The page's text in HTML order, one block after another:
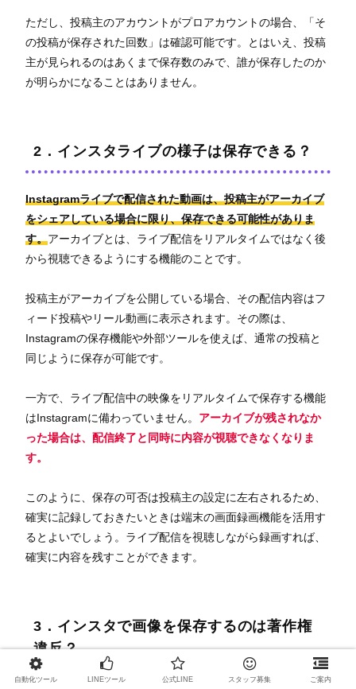
ただし、投稿主のアカウントがプロアカウントの場合、「そ
の投稿が保存された回数」は確認可能です。とはいえ、投稿
主が見られるのはあくまで保存数のみで、誰が保存したのか
が明らかになることはありません。
2．インスタライブの様子は保存できる？
Instagramライブで配信された動画は、投稿主がアーカイブ
をシェアしている場合に限り、保存できる可能性がありま
す。アーカイブとは、ライブ配信をリアルタイムではなく後
から視聴できるようにする機能のことです。
投稿主がアーカイブを公開している場合、その配信内容はフ
ィード投稿やリール動画に表示されます。その際は、
Instagramの保存機能や外部ツールを使えば、通常の投稿と
同じように保存が可能です。
一方で、ライブ配信中の映像をリアルタイムで保存する機能
はInstagramに備わっていません。 アーカイブが残されなか
った場合は、配信終了と同時に内容が視聴できなくなりま
す。
このように、保存の可否は投稿主の設定に左右されるため、
確実に記録しておきたいときは端末の画面録画機能を活用す
るとよいでしょう。ライブ配信を視聴しながら録画すれば、
確実に内容を残すことができます。
3．インスタで画像を保存するのは著作権
違反？
自動化ツール LINEツール 公式LINE スタッフ募集 ご案内